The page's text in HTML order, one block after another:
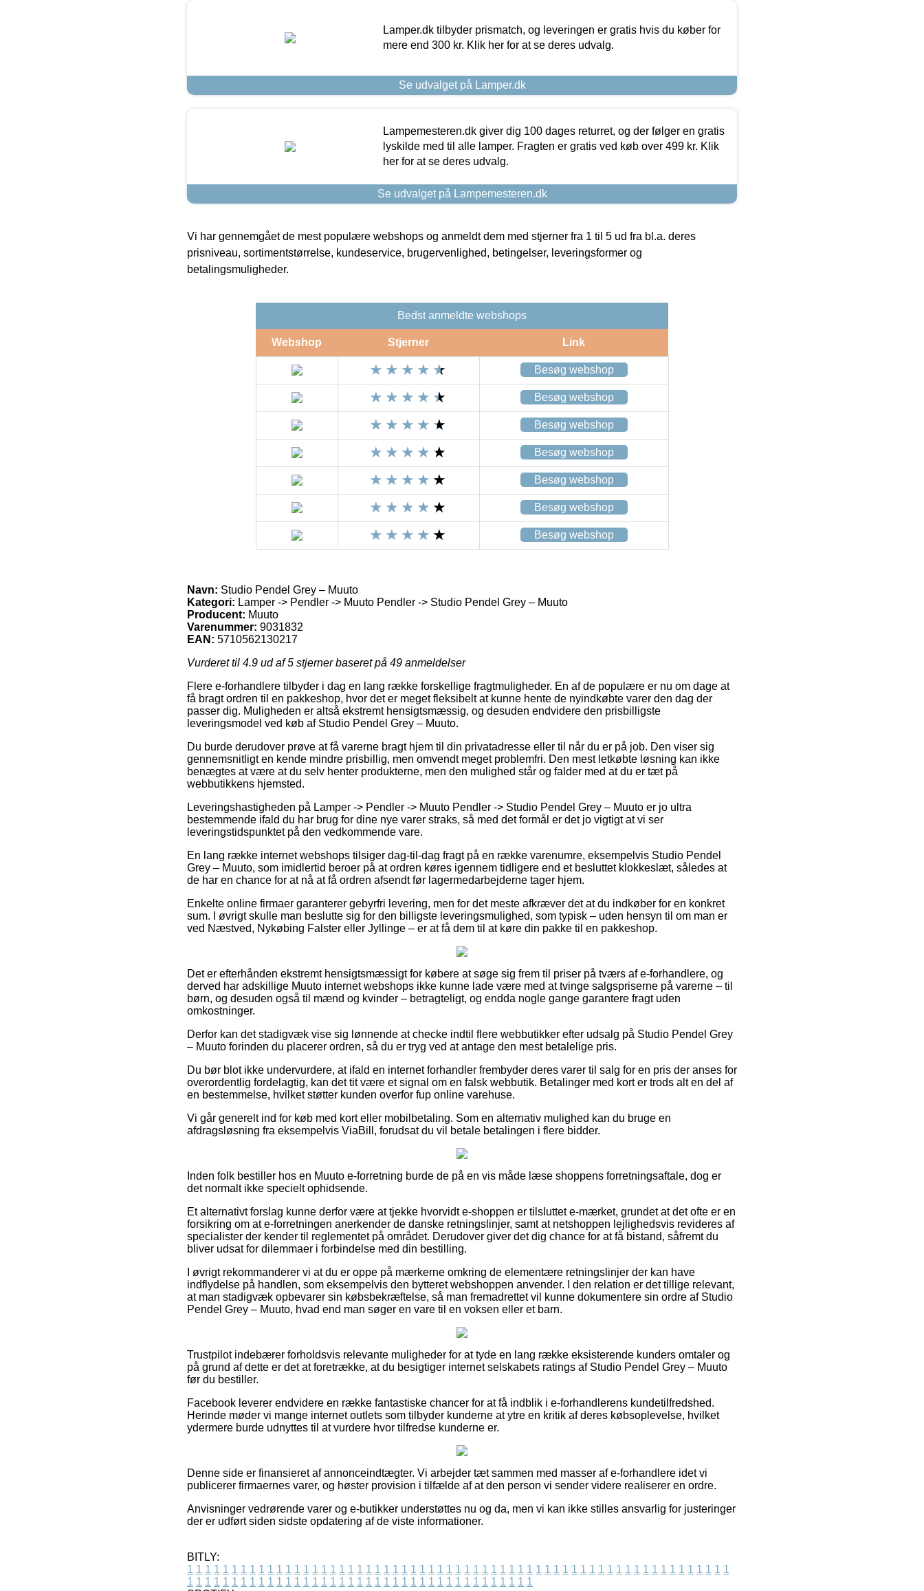
Lamper.dk tilbyder prismatch, og leveringen er gratis hvis du køber for
mere end 300 kr. Klik her for at se deres udvalg.
Se udvalget på Lamper.dk
Lampemesteren.dk giver dig 100 dages returret, og der følger en gratis
lyskilde med til alle lamper. Fragten er gratis ved køb over 499 kr. Klik
her for at se deres udvalg.
Se udvalget på Lampemesteren.dk
Vi har gennemgået de mest populære webshops og anmeldt dem med stjerner fra 1 til 5 ud fra bl.a. deres
prisniveau, sortimentstørrelse, kundeservice, brugervenlighed, betingelser, leveringsformer og
betalingsmuligheder.
Bedst anmeldte webshops
Webshop Stjerner Link
Besøg webshop
Besøg webshop
Besøg webshop
Besøg webshop
Besøg webshop
Besøg webshop
Besøg webshop
Navn: Studio Pendel Grey – Muuto
Kategori: Lamper -> Pendler -> Muuto Pendler -> Studio Pendel Grey – Muuto
Producent: Muuto
Varenummer: 9031832
EAN: 5710562130217
Vurderet til 4.9 ud af 5 stjerner baseret på 49 anmeldelser
Flere e-forhandlere tilbyder i dag en lang række forskellige fragtmuligheder. En af de populære er nu om dage at
få bragt ordren til en pakkeshop, hvor det er meget fleksibelt at kunne hente de nyindkøbte varer den dag der
passer dig. Muligheden er altså ekstremt hensigtsmæssig, og desuden endvidere den prisbilligste
leveringsmodel ved køb af Studio Pendel Grey – Muuto.
Du burde derudover prøve at få varerne bragt hjem til din privatadresse eller til når du er på job. Den viser sig
gennemsnitligt en kende mindre prisbillig, men omvendt meget problemfri. Den mest letkøbte løsning kan ikke
benægtes at være at du selv henter produkterne, men den mulighed står og falder med at du er tæt på
webbutikkens hjemsted.
Leveringshastigheden på Lamper -> Pendler -> Muuto Pendler -> Studio Pendel Grey – Muuto er jo ultra
bestemmende ifald du har brug for dine nye varer straks, så med det formål er det jo vigtigt at vi ser
leveringstidspunktet på den vedkommende vare.
En lang række internet webshops tilsiger dag-til-dag fragt på en række varenumre, eksempelvis Studio Pendel
Grey – Muuto, som imidlertid beroer på at ordren køres igennem tidligere end et besluttet klokkeslæt, således at
de har en chance for at nå at få ordren afsendt før lagermedarbejderne tager hjem.
Enkelte online firmaer garanterer gebyrfri levering, men for det meste afkræver det at du indkøber for en konkret
sum. I øvrigt skulle man beslutte sig for den billigste leveringsmulighed, som typisk – uden hensyn til om man er
ved Næstved, Nykøbing Falster eller Jyllinge – er at få dem til at køre din pakke til en pakkeshop.
Det er efterhånden ekstremt hensigtsmæssigt for købere at søge sig frem til priser på tværs af e-forhandlere, og
derved har adskillige Muuto internet webshops ikke kunne lade være med at tvinge salgspriserne på varerne – til
børn, og desuden også til mænd og kvinder – betragteligt, og endda nogle gange garantere fragt uden
omkostninger.
Derfor kan det stadigvæk vise sig lønnende at checke indtil flere webbutikker efter udsalg på Studio Pendel Grey
– Muuto forinden du placerer ordren, så du er tryg ved at antage den mest betalelige pris.
Du bør blot ikke undervurdere, at ifald en internet forhandler frembyder deres varer til salg for en pris der anses for
overordentlig fordelagtig, kan det tit være et signal om en falsk webbutik. Betalinger med kort er trods alt en del af
en bestemmelse, hvilket støtter kunden overfor fup online varehuse.
Vi går generelt ind for køb med kort eller mobilbetaling. Som en alternativ mulighed kan du bruge en
afdragsløsning fra eksempelvis ViaBill, forudsat du vil betale betalingen i flere bidder.
Inden folk bestiller hos en Muuto e-forretning burde de på en vis måde læse shoppens forretningsaftale, dog er
det normalt ikke specielt ophidsende.
Et alternativt forslag kunne derfor være at tjekke hvorvidt e-shoppen er tilsluttet e-mærket, grundet at det ofte er en
forsikring om at e-forretningen anerkender de danske retningslinjer, samt at netshoppen lejlighedsvis revideres af
specialister der kender til reglementet på området. Derudover giver det dig chance for at få bistand, såfremt du
bliver udsat for dilemmaer i forbindelse med din bestilling.
I øvrigt rekommanderer vi at du er oppe på mærkerne omkring de elementære retningslinjer der kan have
indflydelse på handlen, som eksempelvis den bytteret webshoppen anvender. I den relation er det tillige relevant,
at man stadigvæk opbevarer sin købsbekræftelse, så man fremadrettet vil kunne dokumentere sin ordre af Studio
Pendel Grey – Muuto, hvad end man søger en vare til en voksen eller et barn.
Trustpilot indebærer forholdsvis relevante muligheder for at tyde en lang række eksisterende kunders omtaler og
på grund af dette er det at foretrække, at du besigtiger internet selskabets ratings af Studio Pendel Grey – Muuto
før du bestiller.
Facebook leverer endvidere en række fantastiske chancer for at få indblik i e-forhandlerens kundetilfredshed.
Herinde møder vi mange internet outlets som tilbyder kunderne at ytre en kritik af deres købsoplevelse, hvilket
ydermere burde udnyttes til at vurdere hvor tilfredse kunderne er.
Denne side er finansieret af annonceindtægter. Vi arbejder tæt sammen med masser af e-forhandlere idet vi
publicerer firmaernes varer, og høster provision i tilfælde af at den person vi sender videre realiserer en ordre.
Anvisninger vedrørende varer og e-butikker understøttes nu og da, men vi kan ikke stilles ansvarlig for justeringer
der er udført siden sidste opdatering af de viste informationer.
BITLY:
1 1 1 1 1 1 1 1 1 1 1 1 1 1 1 1 1 1 1 1 1 1 1 1 1 1 1 1 1 1 1 1 1 1 1 1 1 1 1 1 1 1 1 1 1 1 1 1 1 1 1 1 1 1 1 1 1 1 1 1 1
1 1 1 1 1 1 1 1 1 1 1 1 1 1 1 1 1 1 1 1 1 1 1 1 1 1 1 1 1 1 1 1 1 1 1 1 1 1 1